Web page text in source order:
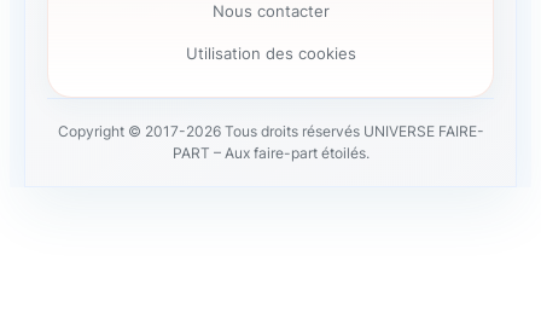
Nous contacter
Utilisation des cookies
Copyright © 2017-2026 Tous droits réservés UNIVERSE FAIRE-
PART – Aux faire-part étoilés.